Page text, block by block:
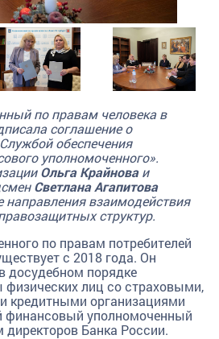
по правам человека в
соглашение о
обеспечения
уполномоченного».
Ольга Крайноваи
Светлана Агапитова
взаимодействия
структур.
по правам потребителей
с 2018 года. Он
досудебном порядке
физических лиц со страховыми,
кредитными организациями
финансовый уполномоченный
директоров Банка России.